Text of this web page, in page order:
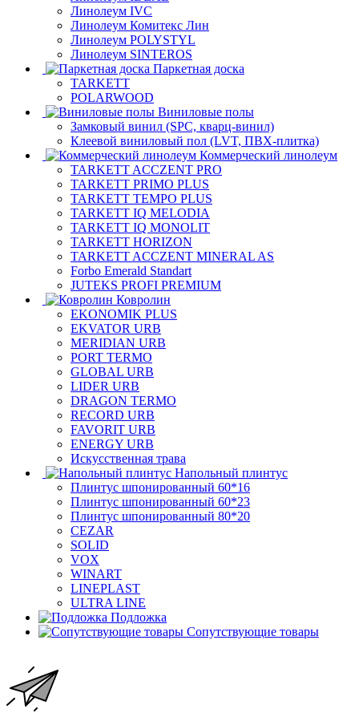
Линолеум IVC
Линолеум Комитекс Лин
Линолеум POLYSTYL
Линолеум SINTEROS
Паркетная доска
TARKETT
POLARWOOD
Виниловые полы
Замковый винил (SPC, кварц-винил)
Клеевой виниловый пол (LVT, ПВХ-плитка)
Коммерческий линолеум
TARKETT ACCZENT PRO
TARKETT PRIMO PLUS
TARKETT TEMPO PLUS
TARKETT IQ MELODIA
TARKETT IQ MONOLIT
TARKETT HORIZON
TARKETT ACCZENT MINERAL AS
Forbo Emerald Standart
JUTEKS PROFI PREMIUM
Ковролин
EKONOMIK PLUS
EKVATOR URB
MERIDIAN URB
PORT TERMO
GLOBAL URB
LIDER URB
DRAGON TERMO
RECORD URB
FAVORIT URB
ENERGY URB
Искусственная трава
Напольный плинтус
Плинтус шпонированный 60*16
Плинтус шпонированный 60*23
Плинтус шпонированный 80*20
CEZAR
SOLID
VOX
WINART
LINEPLAST
ULTRA LINE
Подложка
Сопутствующие товары